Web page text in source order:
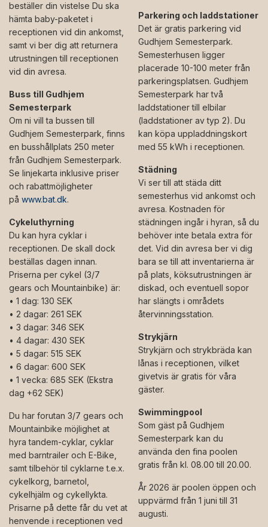
beställer din vistelse Du ska
hämta baby-paketet i
receptionen vid din ankomst,
samt vi ber dig att returnera
utrustningen till receptionen
vid din avresa.
Buss till Gudhjem
Semesterpark
Om ni vill ta bussen till
Gudhjem Semesterpark, finns
en busshållplats 250 meter
från Gudhjem Semesterpark.
Se linjekarta inklusive priser
och rabattmöjligheter
på www.bat.dk.
Cykeluthyrning
Du kan hyra cyklar i
receptionen. De skall dock
beställas dagen innan.
Priserna per cykel (3/7
gears och Mountainbike) är:
• 1 dag: 130 SEK
• 2 dagar: 261 SEK
• 3 dagar: 346 SEK
• 4 dagar: 430 SEK
• 5 dagar: 515 SEK
• 6 dagar: 600 SEK
• 1 vecka: 685 SEK (Ekstra
dag +62 SEK)
Du har forutan 3/7 gears och
Mountainbike möjlighet at
hyra tandem-cyklar, cyklar
med barntrailer och E-Bike,
samt tilbehör til cyklarne t.e.x.
cykelkorg, barnetol,
cykelhjälm og cykellykta.
Prisarne på dette får du vet at
henvende i receptionen ved
Parkering och laddstationer
Det är gratis parkering vid
Gudhjem Semesterpark.
Semesterhusen ligger
placerade 10-100 meter från
parkeringsplatsen. Gudhjem
Semesterpark har två
laddstationer till elbilar
(laddstationer av typ 2). Du
kan köpa uppladdningskort
med 55 kWh i receptionen.
Städning
Vi ser till att städa ditt
semesterhus vid ankomst och
avresa. Kostnaden för
städningen ingår i hyran, så du
behöver inte betala extra för
det. Vid din avresa ber vi dig
bara se till att inventarierna är
på plats, köksutrustningen är
diskad, och eventuell sopor
har slängts i områdets
återvinningsstation.
Strykjärn
Strykjärn och strykbräda kan
lånas i receptionen, vilket
givetvis är gratis för våra
gäster.
Swimmingpool
Som gäst på Gudhjem
Semesterpark kan du
använda den fina poolen
gratis från kl. 08.00 till 20.00.
År 2026 är poolen öppen och
uppvärmd från 1 juni till 31
augusti.